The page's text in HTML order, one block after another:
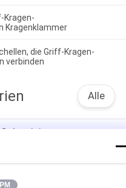
Kragen-
Kragenklammer
die Griff-Kragen-
verbinden
Alle
Galvanisierte
Entnahmeleitung